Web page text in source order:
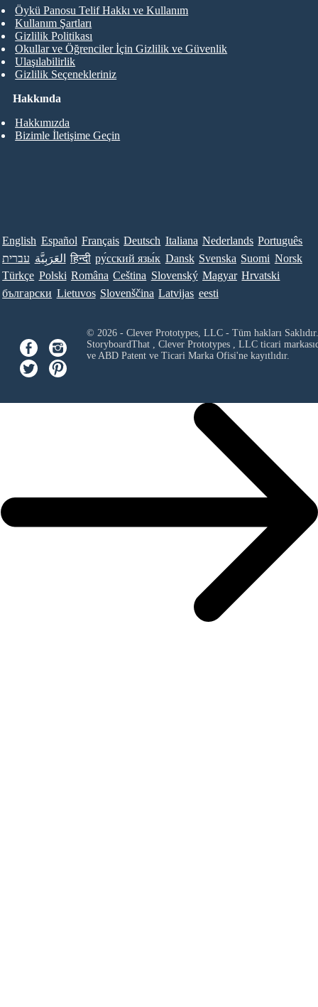
Hakkında
Hakkımızda
Bizimle İletişime Geçin
Öykü Panosu Telif Hakkı ve Kullanım
Kullanım Şartları
Gizlilik Politikası
Okullar ve Öğrenciler İçin Gizlilik ve Güvenlik
Ulaşılabilirlik
Gizlilik Seçenekleriniz
English Español Français Deutsch Italiana Nederlands Português
עברית العَرَبِيَّة हिन्दी ру́сский язы́к Dansk Svenska Suomi Norsk
Türkçe Polski Româna Ceština Slovenský Magyar Hrvatski
български Lietuvos Slovenščina Latvijas eesti
© 2026 - Clever Prototypes, LLC - Tüm hakları Saklıdır.
StoryboardThat , Clever Prototypes , LLCticari
ve ABD Patent ve Ticari Marka Ofisi'ne kayıtlıdır.